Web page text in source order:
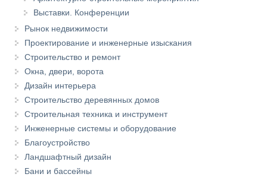
Выставки. Конференции
Рынок недвижимости
Проектирование и инженерные изыскания
Строительство и ремонт
Окна, двери, ворота
Дизайн интерьера
Строительство деревянных домов
Строительная техника и инструмент
Инженерные системы и оборудование
Благоустройство
Ландшафтный дизайн
Бани и бассейны